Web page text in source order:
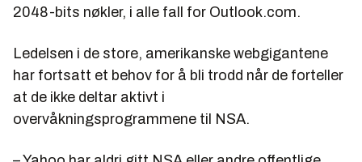
2048-bits nøkler, i alle fall for Outlook.com.
Ledelsen i de store, amerikanske webgigantene
har fortsatt et behov for å bli trodd når de forteller
at de ikke deltar aktivt i
overvåkningsprogrammene til NSA.